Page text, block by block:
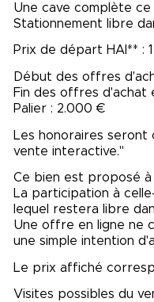
Une cave complète ce
Stationnement libre
Prix de départ HAI** :
Début des offres
Fin des offres d'achat
Palier : 2.000 €
Les honoraires seront
vente interactive."
Ce bien est proposé
La participation à
lequel restera libre
Une offre en ligne ne
une simple intention
Le prix affiché
Visites possibles du